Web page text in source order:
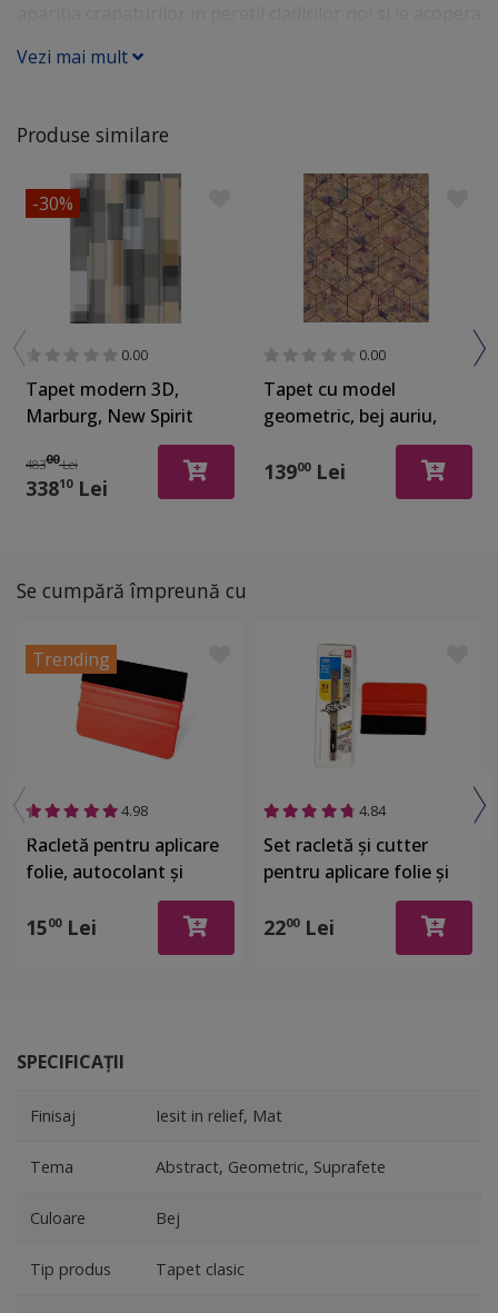
previne aparitia mucegaiului. Este un model de tapet
Tapetul se poate curata cu o laveta sau o perie din par
Vezi mai mult
Produse similare
-30%
0.00
Tapet modern 3D,
Marburg, New Spirit
32754, 212x270 cm
48300Lei
33810Lei
0.00
Tapet cu model
geometric, bej auriu,
Home Design 649611
13900Lei
Se cumpără împreună cu
Trending
4.98
Racletă pentru aplicare
folie, autocolant şi
stickere, din plastic cu o
latură cu pâslă
1500Lei
4.84
Set racletă şi cutter
pentru aplicare folie şi
2200Lei
SPECIFICAȚII
Finisaj Iesit in relief, Mat
Tema Abstract, Geometric, Suprafete
Culoare Bej
Tip produs Tapet clasic